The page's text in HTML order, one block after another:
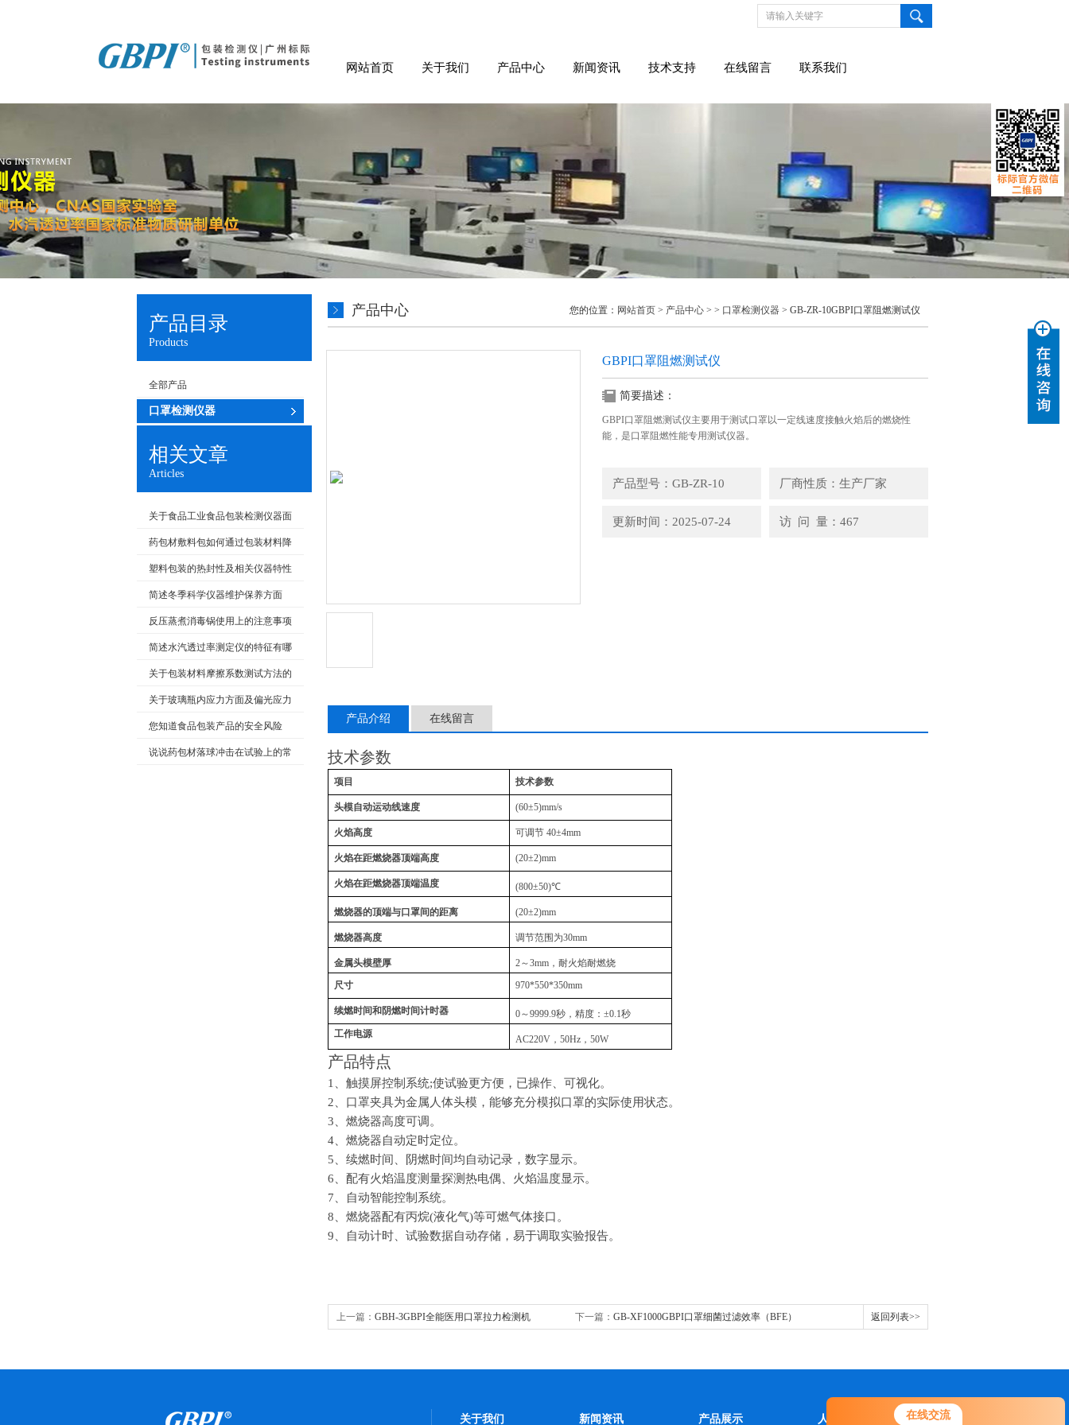
在线交流
网站首页 关于我们 产品中心 新闻资讯 技术支持 在线留言 联系我们
产品目录
Products
全部产品
口罩检测仪器
相关文章
Articles
关于食品工业食品包装检测仪器面
临的新发展及机遇
药包材敷料包如何通过包装材料降
低湿包率？
塑料包装的热封性及相关仪器特性
概述简述冬季科学仪器维护保养方面
反压蒸煮消毒锅使用上的注意事项
及维护保养
简述水汽透过率测定仪的特征有哪
关于包装材料摩擦系数测试方法的
探讨关于玻璃瓶内应力方面及偏光应力
仪测试原理
您知道食品包装产品的安全风险
吗？说说药包材落球冲击在试验上的常
产品中心 您的位置： 网站首页 > 产品中心 > > 口罩检测仪器 > GB-ZR-10GBPI口罩阻燃测试仪
GBPI口罩阻燃测试仪
简要描述：
GBPI口罩阻燃测试仪主要用于测试口罩以一定线速度接触火焰后的燃烧性
能，是口罩阻燃性能专用测试仪器。
产品型号：GB-ZR-10 厂商性质：生产厂家
更新时间：2025-07-24 访 问 量：467
产品介绍 在线留言
技术参数
项目 技术参数
头模自动运动线速度 (60±5)mm/s
火焰高度 可调节 40±4mm
火焰在距燃烧器顶端高度 (20±2)mm
火焰在距燃烧器顶端温度 (800±50)℃
燃烧器的顶端与口罩间的距离 (20±2)mm
燃烧器高度 调节范围为30mm
金属头模壁厚 2～3mm ，耐火焰耐燃烧
尺寸
970*550*350mm
续燃时间和阴燃时间计时器 0～9999.9秒，精度：±0.1秒
工作电源
AC220V ， 50Hz ， 50W
产品特点
1 、触摸屏控制系统;使试验更方便，已操作、可视化。
2 、口罩夹具为金属人体头模，能够充分模拟口罩的实际使用状态。
3 、燃烧器高度可调。
4 、燃烧器自动定时定位。
5 、续燃时间、阴燃时间均自动记录，数字显示。
6 、配有火焰温度测量探测热电偶、火焰温度显示。
7 、自动智能控制系统。
8 、燃烧器配有丙烷(液化气)等可燃气体接口。
9 、自动计时、试验数据自动存储，易于调取实验报告。
上一篇： GBH-3GBPI全能医用口罩拉力检测机 下一篇： GB-XF1000GBPI口罩细菌过滤效率（BFE） 返回列表>>
关于我们 新闻资讯 产品展示 人才招聘